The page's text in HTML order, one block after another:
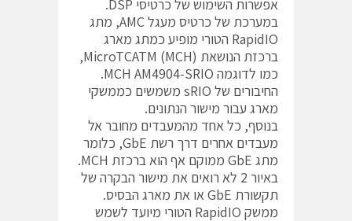
אפשרות השימוש של כרטיסי DSP.
במערכת של כרטיס מעגל AMC, מתג
RapidIO הטורי מופיע כמתג מארג
ברכזת הנושאת MicroTCATM (MCH),
כמו לדוגמה MCH AM4904-SRIO.
החיבורים של sRIO משמשים כממשקי
מארג עבור מישור הנתונים.
בנוסף, כל אחד מהמעבדים מחובר אל
מעבדים אחרים דרך רשת GbE, כלומר
מתג GbE ממוקם אף הוא ברכזת MCH.
באיור 2 לא רואים את מישור הבקרה של
תקשורת GbE או את מארג הבסיס.
ממשק RapidIO הטורי מיועד לשמש